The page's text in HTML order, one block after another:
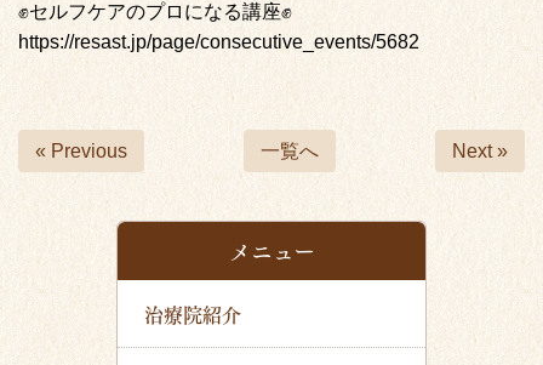
✊セルフケアのプロになる講座✊
https://resast.jp/page/consecutive_events/5682
« Previous 一覧へ Next »
メニュー
治療院紹介